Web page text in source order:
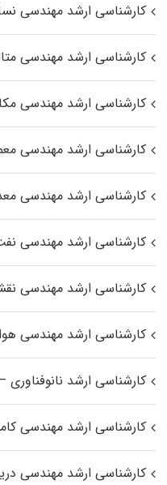
کارشناسی ارشد مهندسی
کارشناسی ارشد مهندسی
کارشناسی ارشد مهندسی
کارشناسی ارشد مهندسی
کارشناسی ارشد مهندسی
کارشناسی ارشد مهندسی
کارشناسی ارشد مهندسی
کارشناسی ارشد مهندسی
کارشناسی ارشد نانوفناوری
کارشناسی ارشد مهندسی
کارشناسی ارشد مهندسی